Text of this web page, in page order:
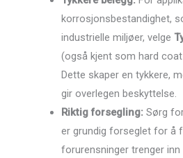
korrosjonsbestandighet,
industrielle miljøer, velge
(også kjent som hard
Dette skaper en tykkere,
gir overlegen beskyttelse.
Riktig forsegling: Sørg
er grundig forseglet for å
forurensninger trenger inn